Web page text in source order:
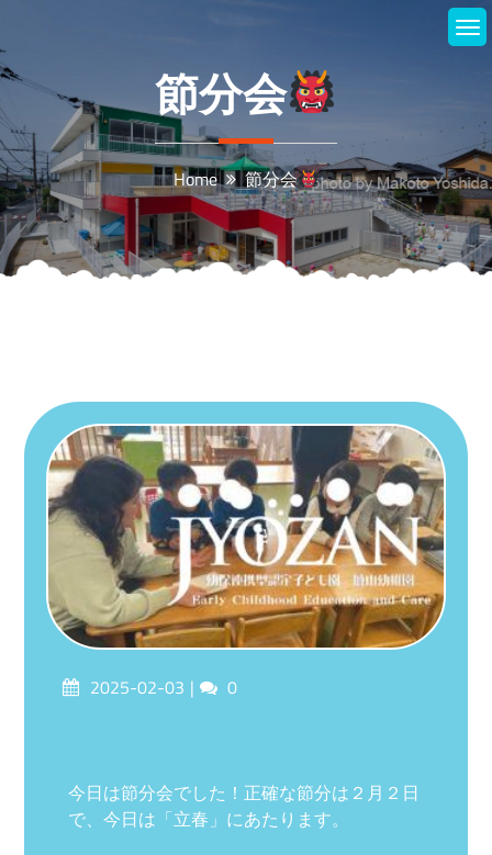
content
節分会
Home 節分会
Posted2025-02-03 Comments
0
今日は節分会でした！正確な節分は２月２日
で、今日は「立春」にあたります。